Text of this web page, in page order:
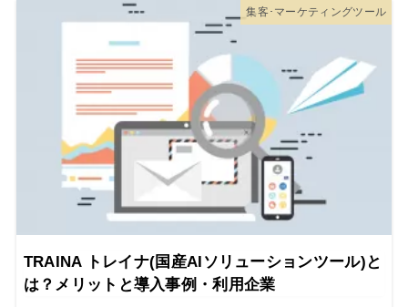
集客･マーケティングツール
TRAINA トレイナ(国産AIソリューションツール)と
は？メリットと導入事例・利用企業